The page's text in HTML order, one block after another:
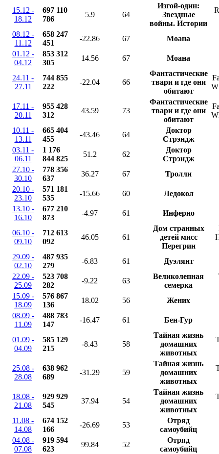
15.12 -
18.12
697 110
786
5.9 64
Изгой-один:
Звездные
войны. Истории
08.12 -
11.12
658 247
451
-22.86 67
Моана
01.12 -
04.12
853 312
305
14.56 67 Моана
24.11 -
27.11
744 855
222
-22.04 66
Фантастические
твари и где они
обитают
17.11 -
20.11
955 428
312
43.59 73
Фантастические
твари и где они
обитают
10.11 -
13.11
665 404
455
-43.46 64
Доктор
Стрэндж
03.11 -
06.11
1 176
844 825
51.2 62
Доктор
Стрэндж
27.10 -
30.10
778 356
637
36.27 67
Тролли
20.10 -
23.10
571 181
535
-15.66 60
Ледокол
13.10 -
16.10
677 210
873
-4.97 61 Инферно
06.10 -
09.10
712 613
092
46.05 61
Дом странных
детей мисс
Перегрин
29.09 -
02.10
487 935
279
-6.83 61
Дуэлянт
22.09 -
25.09
523 708
282
-9.22 63
Великолепная
семерка
15.09 -
18.09
576 867
136
18.02 56
Жених
08.09 -
11.09
488 783
147
-16.47 61 Бен-Гур
01.09 -
04.09
585 129
215
-8.43 58
Тайная жизнь
домашних
животных
25.08 -
28.08
638 962
689
-31.29 59
Тайная жизнь
домашних
животных
18.08 -
21.08
929 929
545
37.94 54
Тайная жизнь
домашних
животных
11.08 -
14.08
674 152
166
-26.69 53
Отряд
самоубийц
04.08 -
07.08
919 594
623
99.84 52
Отряд
самоубийц